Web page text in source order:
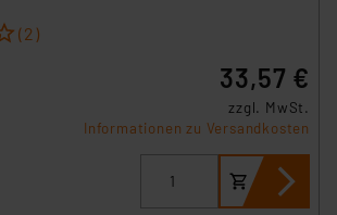
(2)
33,57 €
zzgl. MwSt.
Informationen zu Versandkosten